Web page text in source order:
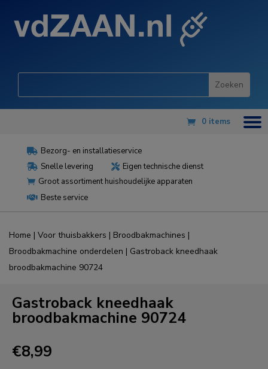
0 items
 Bezorg- en installatieservice
 Snelle levering  Eigen technische dienst
 Groot assortiment huishoudelijke apparaten
 Beste service
Home | Voor thuisbakkers | Broodbakmachines |
Broodbakmachine onderdelen | Gastroback kneedhaak
broodbakmachine 90724
Gastroback kneedhaak
broodbakmachine 90724
€8,99